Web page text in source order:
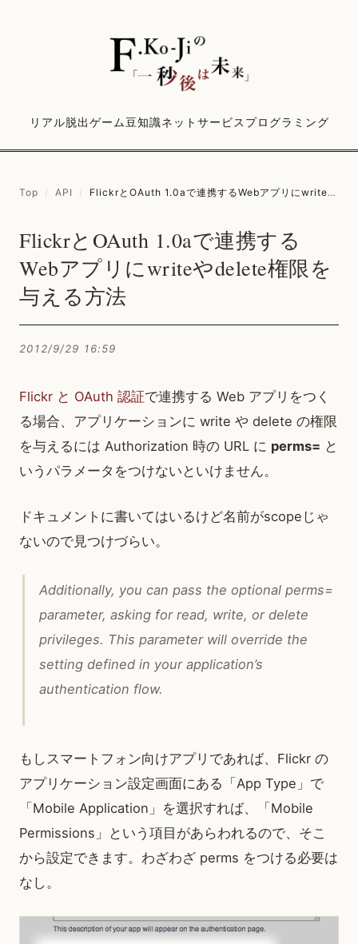
リアル脱出ゲーム豆知識ネットサービス プログラミング
Top / API / FlickrとOAuth 1.0aで連携するWebアプリにwriteやdelete権限を与える方法
FlickrとOAuth 1.0aで連携する
Webアプリにwriteやdelete権限を
与える方法
2012/9/29 16:59
Flickr と OAuth 認証で連携する Web アプリをつく
る場合、アプリケーションに write や delete の権限
を与えるには Authorization 時の URL に perms= と
いうパラメータをつけないといけません。
ドキュメントに書いてはいるけど名前がscopeじゃ
ないので見つけづらい。
Additionally, you can pass the optional perms=
parameter, asking for read, write, or delete
privileges. This parameter will override the
setting defined in your application’s
authentication flow.
もしスマートフォン向けアプリであれば、Flickr の
アプリケーション設定画面にある「App Type」で
「Mobile Application」を選択すれば、「Mobile
Permissions」という項目があらわれるので、そこ
から設定できます。わざわざ perms をつける必要は
なし。